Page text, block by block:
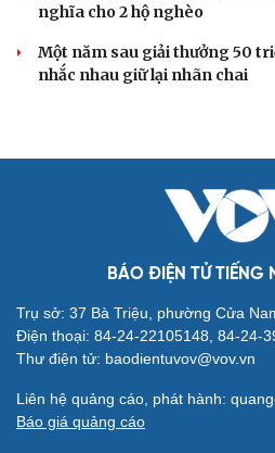
nghĩa cho 2 hộ nghèo
Một năm sau giải thưởng 50
nhắc nhau giữ lại nhãn chai
BÁO ĐIỆN TỬ TIẾNG
Trụ sở: 37 Bà Triệu, phường Cửa
Điện thoại: 84-24-22105148, 84-24-
Thư điện tử: baodientuvov@vov.vn
Liên hệ quảng cáo, phát hành:
Báo giá quảng cáo